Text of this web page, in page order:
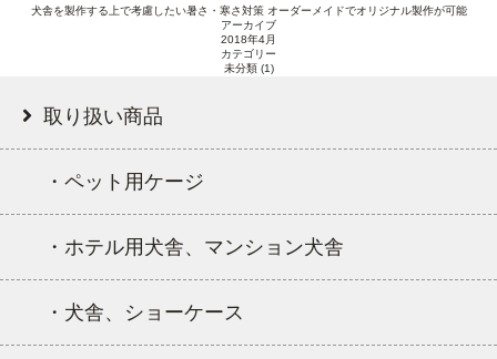
犬舎を製作する上で考慮したい暑さ・寒さ対策 オーダーメイドでオリジナル製作が可能
アーカイブ
2018年4月
カテゴリー
未分類(1)
取り扱い商品
・ペット用ケージ
・ホテル用犬舎、マンション犬舎
・犬舎、ショーケース